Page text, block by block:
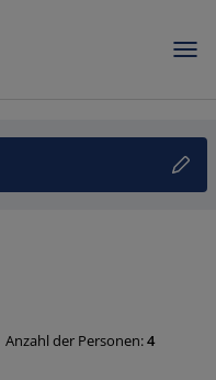
Anzahl der Personen:4